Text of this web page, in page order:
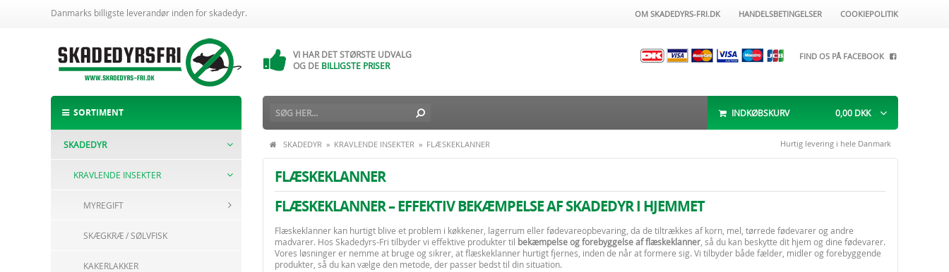
Danmarks billigste leverandør inden for skadedyr. OM SKADEDYRS-FRI.DK HANDELSBETINGELSER COOKIEPOLITIK
VI HAR DET STØRSTE UDVALG
OG DE BILLIGSTE PRISER
FIND OS PÅ FACEBOOK
SORTIMENT INDKØBSKURV 0,00 DKK
SKADEDYR
KRAVLENDE INSEKTER
MYREGIFT
SKÆGKRÆ / SØLVFISK
KAKERLAKKER
SKADEDYR » KRAVLENDE INSEKTER » FLÆSKEKLANNER Hurtig levering i hele Danmark
FLÆSKEKLANNER
FLÆSKEKLANNER – EFFEKTIV BEKÆMPELSE AF SKADEDYR I HJEMMET
Flæskeklanner kan hurtigt blive et problem i køkkener, lagerrum eller fødevareopbevaring, da de tiltrækkes af korn, mel, tørrede fødevarer og andre
madvarer. Hos Skadedyrs-Fri tilbyder vi effektive produkter til bekæmpelse og forebyggelse af flæskeklanner , så du kan beskytte dit hjem og dine fødevarer.
Vores løsninger er nemme at bruge og sikrer, at flæskeklanner hurtigt fjernes, inden de når at formere sig. Vi tilbyder både fælder, midler og forebyggende
produkter, så du kan vælge den metode, der passer bedst til din situation.